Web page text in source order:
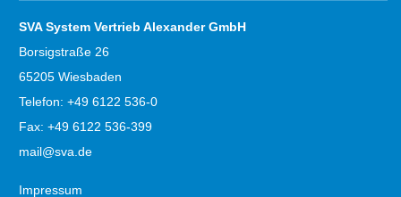
SVA System Vertrieb Alexander GmbH
Borsigstraße 26
65205 Wiesbaden
Telefon: +49 6122 536-0
Fax: +49 6122 536-399
mail@sva.de
Impressum